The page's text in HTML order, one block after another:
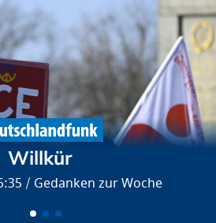
Willkür
Gedanken zur Woche